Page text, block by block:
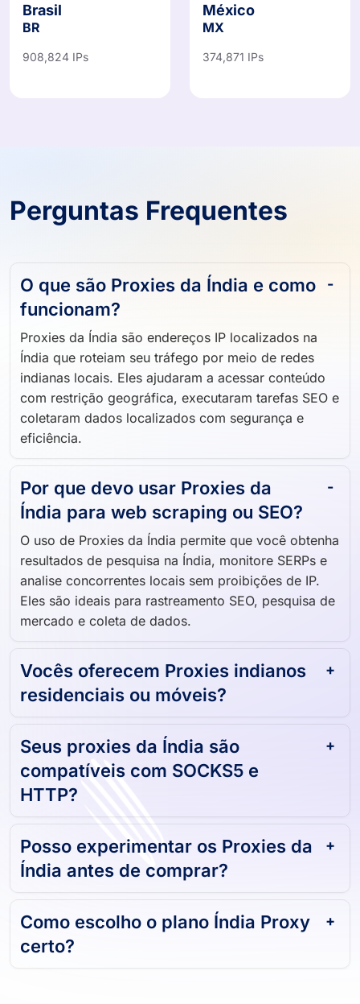
Brasil
BR
908,824 IPs
México
MX
374,871 IPs
Perguntas Frequentes
O que são Proxies da Índia e como
funcionam?
Proxies da Índia são endereços IP localizados na
Índia que roteiam seu tráfego por meio de redes
indianas locais. Eles ajudaram a acessar conteúdo
com restrição geográfica, executaram tarefas SEO e
coletaram dados localizados com segurança e
eficiência.
Por que devo usar Proxies da
Índia para web scraping ou SEO?
O uso de Proxies da Índia permite que você obtenha
resultados de pesquisa na Índia, monitore SERPs e
analise concorrentes locais sem proibições de IP.
Eles são ideais para rastreamento SEO, pesquisa de
mercado e coleta de dados.
Vocês oferecem Proxies indianos
residenciais ou móveis?
Seus proxies da Índia são
compatíveis com SOCKS5 e
HTTP?
Posso experimentar os Proxies da
Índia antes de comprar?
Como escolho o plano Índia Proxy
certo?